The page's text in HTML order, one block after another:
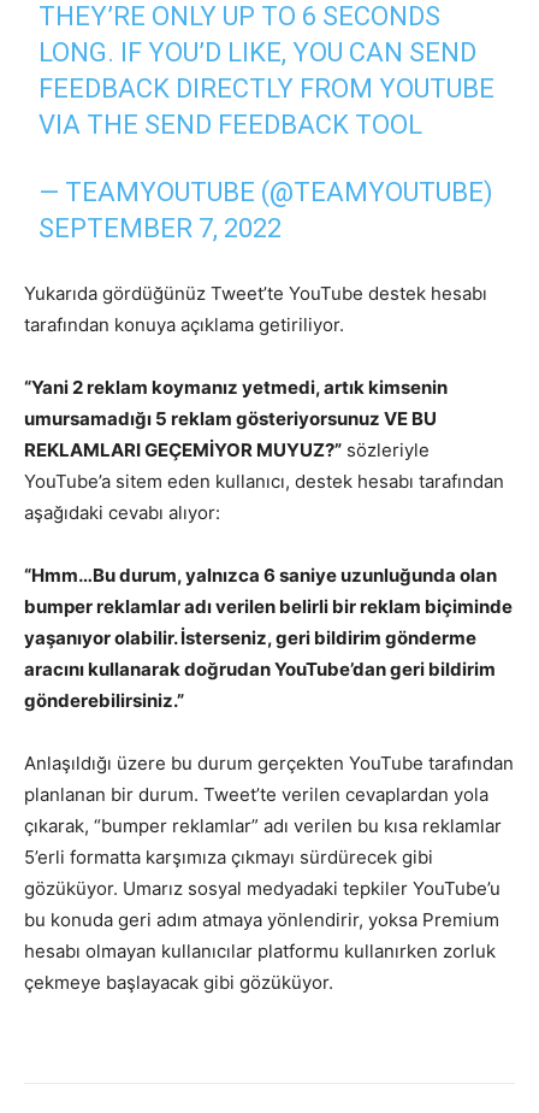
THEY’RE ONLY UP TO 6 SECONDS
LONG. IF YOU’D LIKE, YOU CAN SEND
FEEDBACK DIRECTLY FROM YOUTUBE
VIA THE SEND FEEDBACK TOOL
— TEAMYOUTUBE (@TEAMYOUTUBE)
SEPTEMBER 7, 2022
Yukarıda gördüğünüz Tweet’te YouTube destek hesabı
tarafından konuya açıklama getiriliyor.
“Yani 2 reklam koymanız yetmedi, artık kimsenin
umursamadığı 5 reklam gösteriyorsunuz VE BU
REKLAMLARI GEÇEMİYOR MUYUZ?” sözleriyle
YouTube’a sitem eden kullanıcı, destek hesabı tarafından
aşağıdaki cevabı alıyor:
“Hmm…Bu durum, yalnızca 6 saniye uzunluğunda olan
bumper reklamlar adı verilen belirli bir reklam biçiminde
yaşanıyor olabilir. İsterseniz, geri bildirim gönderme
aracını kullanarak doğrudan YouTube’dan geri bildirim
gönderebilirsiniz.”
Anlaşıldığı üzere bu durum gerçekten YouTube tarafından
planlanan bir durum. Tweet’te verilen cevaplardan yola
çıkarak, “bumper reklamlar” adı verilen bu kısa reklamlar
5’erli formatta karşımıza çıkmayı sürdürecek gibi
gözüküyor. Umarız sosyal medyadaki tepkiler YouTube’u
bu konuda geri adım atmaya yönlendirir, yoksa Premium
hesabı olmayan kullanıcılar platformu kullanırken zorluk
çekmeye başlayacak gibi gözüküyor.